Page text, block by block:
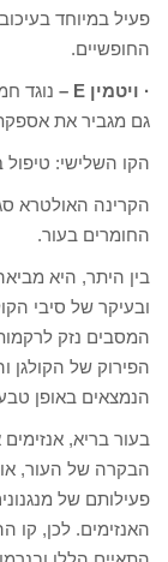
פעיל במיוחד
החופשיים.
· ויטמין E
– נוגד
גם מגביר את
הקו השלישי:
הקרינה האולטרא
החומרים בעור.
בין היתר, היא
ובעיקר של סיבי
המסבים נזק
הפירוק של הקולגן
הנמצאים באופן
בעור בריא,
פעילותם של
האנזימים. לכן, קו